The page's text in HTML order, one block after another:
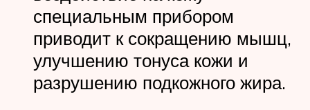
специальным прибором
приводит к сокращению мышц,
улучшению тонуса кожи и
разрушению подкожного жира.